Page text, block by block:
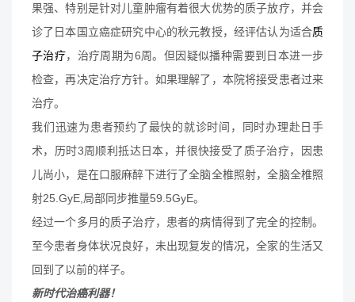
果强、特别是针对儿童肿瘤有着很大优势的质子放疗，并会
诊了日本国立癌症研究中心的秋元教授，经评估认为适合质
子治疗，治疗周期为6周。但因疑似播种需要到日本进一步
检查，再决定治疗方针。如果理解了，本院将接受患者过来
治疗。
我们迅速为患者预约了最快的就诊时间，同时办理赴日手
术，历时3周顺利抵达日本，并很快接受了质子治疗，因患
儿尚小，是在口服麻醉下进行了全脑全椎照射，全脑全椎照
射25.GyE,局部同步推量59.5GyE。
经过一个多月的质子治疗，患者的病情得到了完全的控制。
至今患者身体状况良好，未出现复发的情况，全家的生活又
回到了以前的样子。
新时代治癌利器！